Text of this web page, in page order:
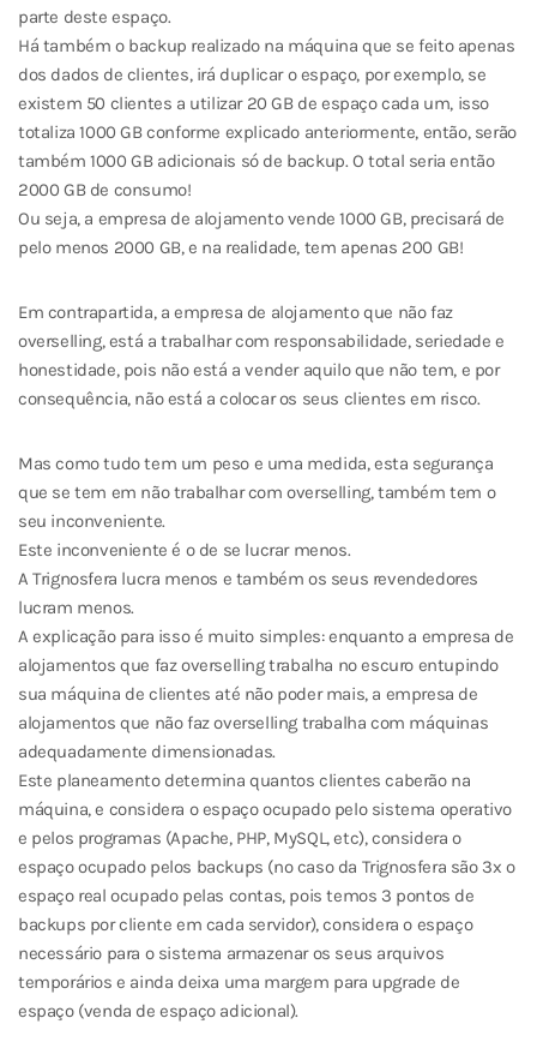
parte deste espaço.
Há também o backup realizado na máquina que se feito apenas
dos dados de clientes, irá duplicar o espaço, por exemplo, se
existem 50 clientes a utilizar 20 GB de espaço cada um, isso
totaliza 1000 GB conforme explicado anteriormente, então, serão
também 1000 GB adicionais só de backup. O total seria então
2000 GB de consumo!
Ou seja, a empresa de alojamento vende 1000 GB, precisará de
pelo menos 2000 GB, e na realidade, tem apenas 200 GB!
Em contrapartida, a empresa de alojamento que não faz
overselling, está a trabalhar com responsabilidade, seriedade e
honestidade, pois não está a vender aquilo que não tem, e por
consequência, não está a colocar os seus clientes em risco.
Mas como tudo tem um peso e uma medida, esta segurança
que se tem em não trabalhar com overselling, também tem o
seu inconveniente.
Este inconveniente é o de se lucrar menos.
A Trignosfera lucra menos e também os seus revendedores
lucram menos.
A explicação para isso é muito simples: enquanto a empresa de
alojamentos que faz overselling trabalha no escuro entupindo
sua máquina de clientes até não poder mais, a empresa de
alojamentos que não faz overselling trabalha com máquinas
adequadamente dimensionadas.
Este planeamento determina quantos clientes caberão na
máquina, e considera o espaço ocupado pelo sistema operativo
e pelos programas (Apache, PHP, MySQL, etc), considera o
espaço ocupado pelos backups (no caso da Trignosfera são 3x o
espaço real ocupado pelas contas, pois temos 3 pontos de
backups por cliente em cada servidor), considera o espaço
necessário para o sistema armazenar os seus arquivos
temporários e ainda deixa uma margem para upgrade de
espaço (venda de espaço adicional).